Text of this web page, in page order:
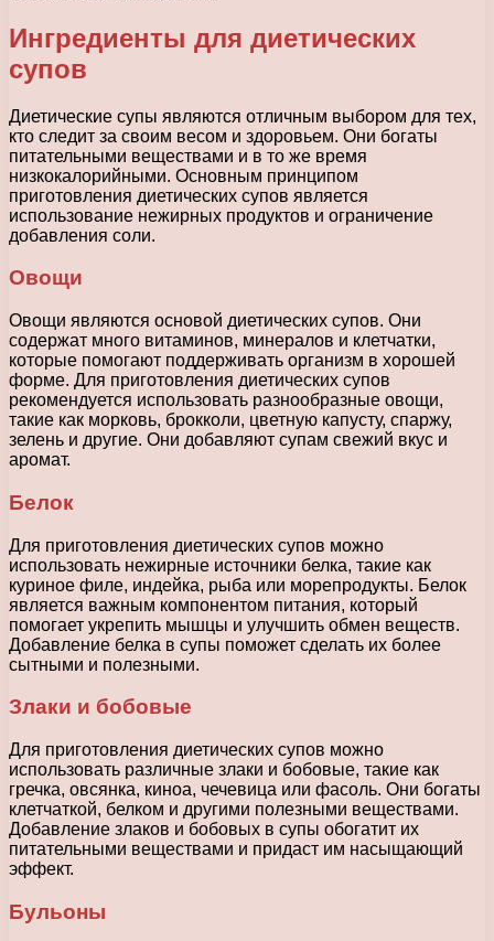
Ингредиенты для диетических
супов
Диетические супы являются отличным выбором для тех,
кто следит за своим весом и здоровьем. Они богаты
питательными веществами и в то же время
низкокалорийными. Основным принципом
приготовления диетических супов является
использование нежирных продуктов и ограничение
добавления соли.
Овощи
Овощи являются основой диетических супов. Они
содержат много витаминов, минералов и клетчатки,
которые помогают поддерживать организм в хорошей
форме. Для приготовления диетических супов
рекомендуется использовать разнообразные овощи,
такие как морковь, брокколи, цветную капусту, спаржу,
зелень и другие. Они добавляют супам свежий вкус и
аромат.
Белок
Для приготовления диетических супов можно
использовать нежирные источники белка, такие как
куриное филе, индейка, рыба или морепродукты. Белок
является важным компонентом питания, который
помогает укрепить мышцы и улучшить обмен веществ.
Добавление белка в супы поможет сделать их более
сытными и полезными.
Злаки и бобовые
Для приготовления диетических супов можно
использовать различные злаки и бобовые, такие как
гречка, овсянка, киноа, чечевица или фасоль. Они богаты
клетчаткой, белком и другими полезными веществами.
Добавление злаков и бобовых в супы обогатит их
питательными веществами и придаст им насыщающий
эффект.
Бульоны